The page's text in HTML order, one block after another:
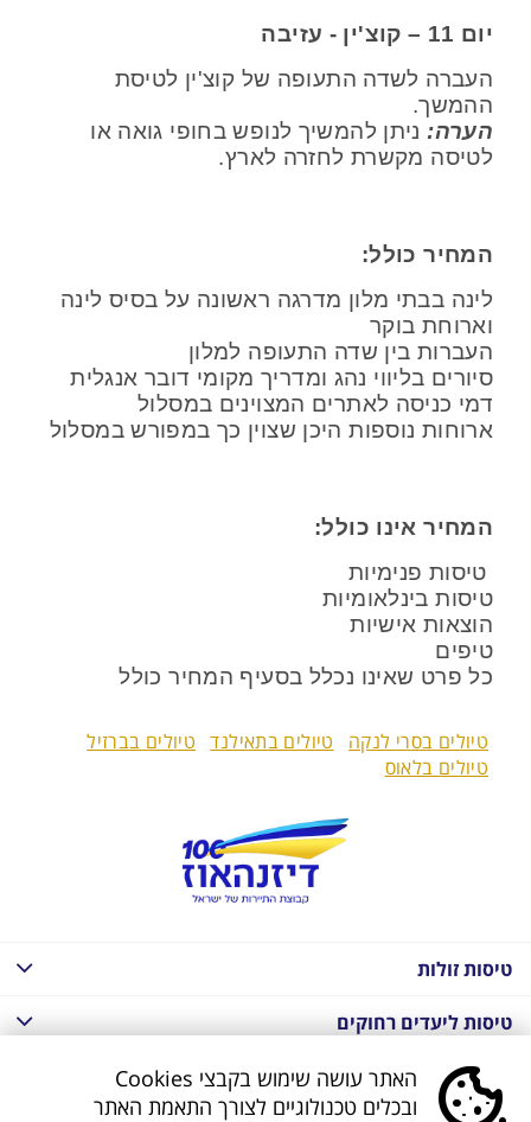
יום 11 – קוצ'ין - עזיבה
העברה לשדה התעופה של קוצ'ין לטיסת
ההמשך.
הערה: ניתן להמשיך לנופש בחופי גואה או
לטיסה מקשרת לחזרה לארץ.
המחיר כולל:
לינה בבתי מלון מדרגה ראשונה על בסיס לינה
וארוחת בוקר
העברות בין שדה התעופה למלון
סיורים בליווי נהג ומדריך מקומי דובר אנגלית
דמי כניסה לאתרים המצוינים במסלול
ארוחות נוספות היכן שצוין כך במפורש במסלול
המחיר אינו כולל:
טיסות פנימיות
טיסות בינלאומיות
הוצאות אישיות
טיפים
כל פרט שאינו נכלל בסעיף המחיר כולל
טיולים בסרי לנקה טיולים בתאילנד
טיולים בברזיל
טיולים בלאוס
טיסות זולות
טיסות ליעדים רחוקים
חבילות נופש בחו"ל
האתר עושה שימוש בקבצי Cookies
ובכלים טכנולוגיים לצורך התאמת האתר